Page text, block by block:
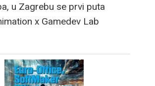
u Zagrebu se prvi puta
x Gamedev Lab